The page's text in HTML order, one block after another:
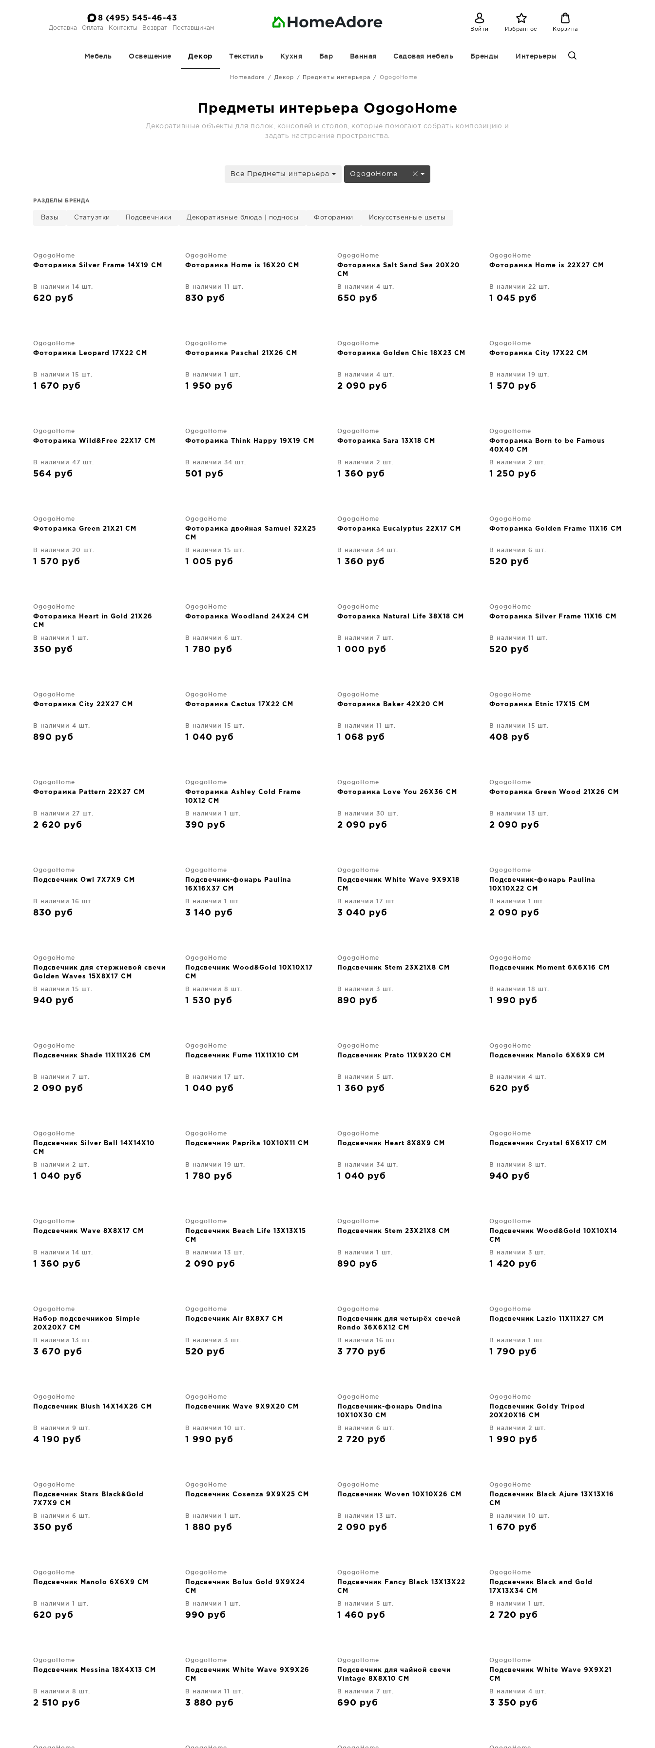
8 (495) 545-46-43
Доставка Оплата Контакты Возврат Поставщикам Войти Избранное Корзина
Мебель Освещение Декор Текстиль Кухня Бар Ванная Садовая мебель Бренды Интерьеры
Homeadore Декор Предметы интерьера OgogoHome
Предметы интерьера OgogoHome
Декоративные объекты для полок, консолей и столов, которые помогают собрать композицию и
задать настроение пространства.
Все Предметы интерьера OgogoHome
РАЗДЕЛЫ БРЕНДА
Вазы Статуэтки Подсвечники Декоративные блюда | подносы Фоторамки Искусственные цветы
OgogoHome
Фоторамка Silver Frame 14X19 CM
В наличии 14 шт.
620 руб
OgogoHome
Фоторамка Home is 16X20 CM
В наличии 11 шт.
830 руб
OgogoHome
Фоторамка Salt Sand Sea 20X20
CM
В наличии 4 шт.
650 руб
OgogoHome
Фоторамка Home is 22X27 CM
В наличии 22 шт.
1 045 руб
OgogoHome
Фоторамка Leopard 17X22 CM
В наличии 15 шт.
1 670 руб
OgogoHome
Фоторамка Paschal 21X26 CM
В наличии 1 шт.
1 950 руб
OgogoHome
Фоторамка Golden Chic 18X23 CM
В наличии 4 шт.
2 090 руб
OgogoHome
Фоторамка City 17X22 CM
В наличии 19 шт.
1 570 руб
OgogoHome
Фоторамка Wild&Free 22X17 CM
В наличии 47 шт.
564 руб
OgogoHome
Фоторамка Think Happy 19X19 CM
В наличии 34 шт.
501 руб
OgogoHome
Фоторамка Sara 13X18 CM
В наличии 2 шт.
1 360 руб
OgogoHome
Фоторамка Born to be Famous
40X40 CM
В наличии 2 шт.
1 250 руб
OgogoHome
Фоторамка Green 21X21 CM
В наличии 20 шт.
1 570 руб
OgogoHome
Фоторамка двойная Samuel 32X25
CM
В наличии 15 шт.
1 005 руб
OgogoHome
Фоторамка Eucalyptus 22X17 CM
В наличии 34 шт.
1 360 руб
OgogoHome
Фоторамка Golden Frame 11X16 CM
В наличии 6 шт.
520 руб
OgogoHome
Фоторамка Heart in Gold 21X26
CM
В наличии 1 шт.
350 руб
OgogoHome
Фоторамка Woodland 24X24 CM
В наличии 6 шт.
1 780 руб
OgogoHome
Фоторамка Natural Life 38X18 CM
В наличии 7 шт.
1 000 руб
OgogoHome
Фоторамка Silver Frame 11X16 CM
В наличии 11 шт.
520 руб
OgogoHome
Фоторамка City 22X27 CM
В наличии 4 шт.
890 руб
OgogoHome
Фоторамка Cactus 17X22 CM
В наличии 15 шт.
1 040 руб
OgogoHome
Фоторамка Baker 42X20 CM
В наличии 11 шт.
1 068 руб
OgogoHome
Фоторамка Etnic 17X15 CM
В наличии 15 шт.
408 руб
OgogoHome
Фоторамка Pattern 22X27 CM
В наличии 27 шт.
2 620 руб
OgogoHome
Фоторамка Ashley Cold Frame
10X12 CM
В наличии 1 шт.
390 руб
OgogoHome
Фоторамка Love You 26X36 CM
В наличии 30 шт.
2 090 руб
OgogoHome
Фоторамка Green Wood 21X26 CM
В наличии 13 шт.
2 090 руб
OgogoHome
Подсвечник Owl 7X7X9 CM
В наличии 16 шт.
830 руб
OgogoHome
Подсвечник-фонарь Paulina
16X16X37 CM
В наличии 1 шт.
3 140 руб
OgogoHome
Подсвечник White Wave 9X9X18
CM
В наличии 17 шт.
3 040 руб
OgogoHome
Подсвечник-фонарь Paulina
10X10X22 CM
В наличии 1 шт.
2 090 руб
OgogoHome
Подсвечник для стержневой свечи
Golden Waves 15X8X17 CM
В наличии 15 шт.
940 руб
OgogoHome
Подсвечник Wood&Gold 10X10X17
CM
В наличии 8 шт.
1 530 руб
OgogoHome
Подсвечник Stem 23X21X8 CM
В наличии 3 шт.
890 руб
OgogoHome
Подсвечник Moment 6X6X16 CM
В наличии 18 шт.
1 990 руб
OgogoHome
Подсвечник Shade 11X11X26 CM
В наличии 7 шт.
2 090 руб
OgogoHome
Подсвечник Fume 11X11X10 CM
В наличии 17 шт.
1 040 руб
OgogoHome
Подсвечник Prato 11X9X20 CM
В наличии 5 шт.
1 360 руб
OgogoHome
Подсвечник Manolo 6X6X9 CM
В наличии 4 шт.
620 руб
OgogoHome
Подсвечник Silver Ball 14X14X10
CM
В наличии 2 шт.
1 040 руб
OgogoHome
Подсвечник Paprika 10X10X11 CM
В наличии 19 шт.
1 780 руб
OgogoHome
Подсвечник Heart 8X8X9 CM
В наличии 34 шт.
1 040 руб
OgogoHome
Подсвечник Crystal 6X6X17 CM
В наличии 8 шт.
940 руб
OgogoHome
Подсвечник Wave 8X8X17 CM
В наличии 14 шт.
1 360 руб
OgogoHome
Подсвечник Beach Life 13X13X15
CM
В наличии 13 шт.
2 090 руб
OgogoHome
Подсвечник Stem 23X21X8 CM
В наличии 1 шт.
890 руб
OgogoHome
Подсвечник Wood&Gold 10X10X14
CM
В наличии 3 шт.
1 420 руб
OgogoHome
Набор подсвечников Simple
20X20X7 CM
В наличии 13 шт.
3 670 руб
OgogoHome
Подсвечник Air 8X8X7 CM
В наличии 3 шт.
520 руб
OgogoHome
Подсвечник для четырёх свечей
Rondo 36X6X12 CM
В наличии 16 шт.
3 770 руб
OgogoHome
Подсвечник Lazio 11X11X27 CM
В наличии 1 шт.
1 790 руб
OgogoHome
Подсвечник Blush 14X14X26 CM
В наличии 9 шт.
4 190 руб
OgogoHome
Подсвечник Wave 9X9X20 CM
В наличии 10 шт.
1 990 руб
OgogoHome
Подсвечник-фонарь Ondina
10X10X30 CM
В наличии 6 шт.
2 720 руб
OgogoHome
Подсвечник Goldy Tripod
20X20X16 CM
В наличии 2 шт.
1 990 руб
OgogoHome
Подсвечник Stars Black&Gold
7X7X9 CM
В наличии 6 шт.
350 руб
OgogoHome
Подсвечник Cosenza 9X9X25 CM
В наличии 1 шт.
1 880 руб
OgogoHome
Подсвечник Woven 10X10X26 CM
В наличии 13 шт.
2 090 руб
OgogoHome
Подсвечник Black Ajure 13X13X16
CM
В наличии 10 шт.
1 670 руб
OgogoHome
Подсвечник Manolo 6X6X9 CM
В наличии 1 шт.
620 руб
OgogoHome
Подсвечник Bolus Gold 9X9X24
CM
В наличии 1 шт.
990 руб
OgogoHome
Подсвечник Fancy Black 13X13X22
CM
В наличии 5 шт.
1 460 руб
OgogoHome
Подсвечник Black and Gold
17X13X34 CM
В наличии 1 шт.
2 720 руб
OgogoHome
Подсвечник Messina 18X4X13 CM
В наличии 8 шт.
2 510 руб
OgogoHome
Подсвечник White Wave 9X9X26
CM
В наличии 11 шт.
3 880 руб
OgogoHome
Подсвечник для чайной свечи
Vintage 8X8X10 CM
В наличии 7 шт.
690 руб
OgogoHome
Подсвечник White Wave 9X9X21
CM
В наличии 4 шт.
3 350 руб